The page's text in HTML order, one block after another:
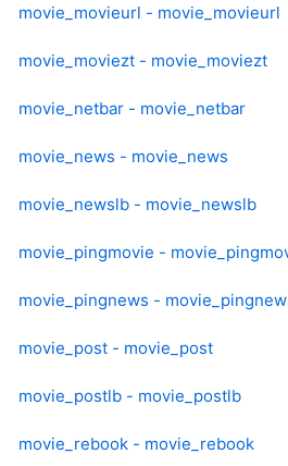
movie_movieurl - movie_movieurl
movie_moviezt - movie_moviezt
movie_netbar - movie_netbar
movie_news - movie_news
movie_newslb - movie_newslb
movie_pingmovie -
movie_pingnews -
movie_post - movie_post
movie_postlb - movie_postlb
movie_rebook - movie_rebook